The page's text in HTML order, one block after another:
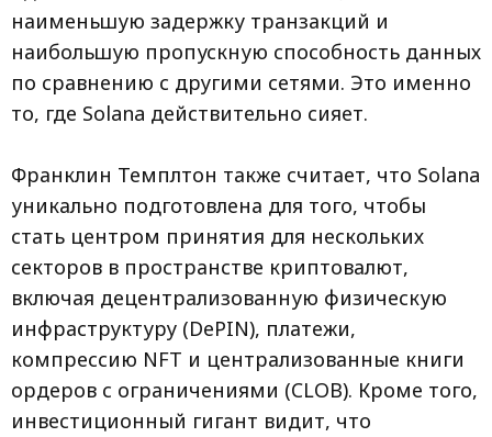
наименьшую задержку транзакций и
наибольшую пропускную способность данных
по сравнению с другими сетями. Это именно
то, где Solana действительно сияет.
Франклин Темплтон также считает, что Solana
уникально подготовлена для того, чтобы
стать центром принятия для нескольких
секторов в пространстве криптовалют,
включая децентрализованную физическую
инфраструктуру (DePIN), платежи,
компрессию NFT и централизованные книги
ордеров с ограничениями (CLOB). Кроме того,
инвестиционный гигант видит, что